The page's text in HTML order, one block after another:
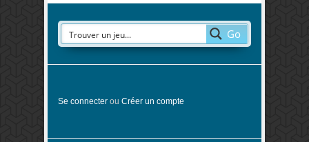
Go
Se connecter ou Créer un compte